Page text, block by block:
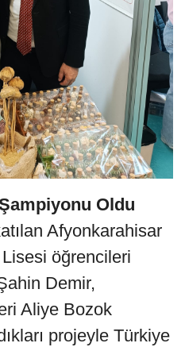
Oldu
Afyonkarahisar
öğrencileri
Demir,
Aliye Bozok
projeyle Türkiye